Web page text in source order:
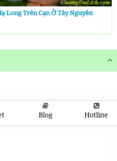
Long Trên Cạn Ở Tây Nguyên
Blog Hotline